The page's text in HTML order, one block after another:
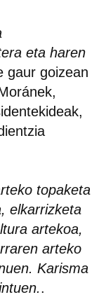
eta haren
gaur goizean
topaketa
elkarrizketa
artekoa,
arteko
Karisma
.